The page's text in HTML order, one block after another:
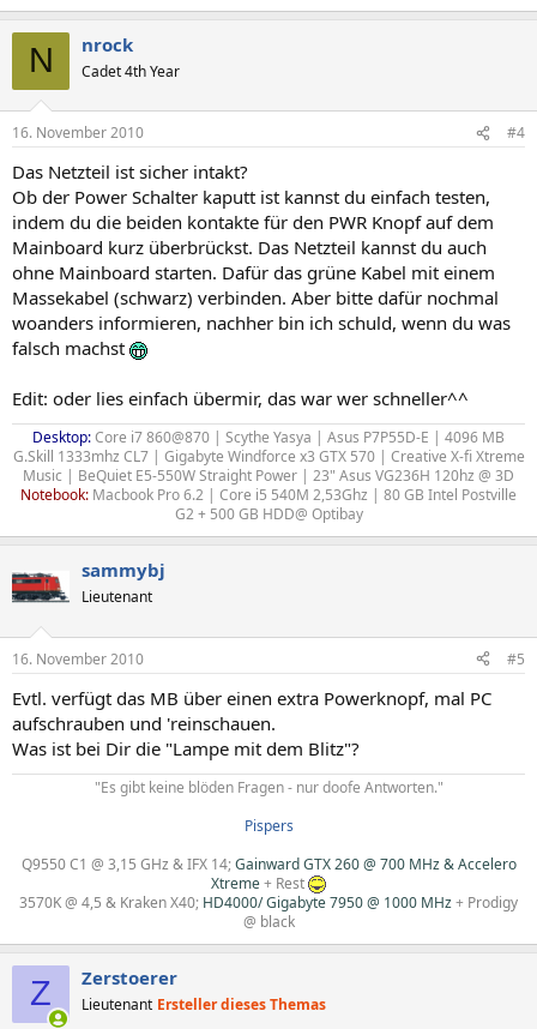
N nrock
Cadet 4th Year
16. November 2010 #4
Das Netzteil ist sicher intakt?
Ob der Power Schalter kaputt ist kannst du einfach testen,
indem du die beiden kontakte für den PWR Knopf auf dem
Mainboard kurz überbrückst. Das Netzteil kannst du auch
ohne Mainboard starten. Dafür das grüne Kabel mit einem
Massekabel (schwarz) verbinden. Aber bitte dafür nochmal
woanders informieren, nachher bin ich schuld, wenn du was
falsch machst
Edit: oder lies einfach übermir, das war wer schneller^^
Desktop:Core i7 860@870 | Scythe Yasya | Asus P7P55D-E | 4096 MB
G.Skill 1333mhz CL7 | Gigabyte Windforce x3 GTX 570 | Creative X-fi Xtreme
Music | BeQuiet E5-550W Straight Power | 23" Asus VG236H 120hz @ 3D
Notebook: Macbook Pro 6.2 | Core i5 540M 2,53Ghz | 80 GB Intel Postville
G2 + 500 GB HDD@ Optibay​
sammybj
Lieutenant
16. November 2010 #5
Evtl. verfügt das MB über einen extra Powerknopf, mal PC
aufschrauben und 'reinschauen.
Was ist bei Dir die "Lampe mit dem Blitz"?
"Es gibt keine blöden Fragen - nur doofe Antworten."​
Pispers
Q9550 C1 @ 3,15 GHz & IFX 14;Gainward GTX 260 @ 700 MHz & Accelero
Xtreme+ Rest
3570K @ 4,5 & Kraken X40; HD4000/ Gigabyte 7950 @ 1000 MHz+ Prodigy
@ black
Z Zerstoerer
Lieutenant Ersteller dieses Themas